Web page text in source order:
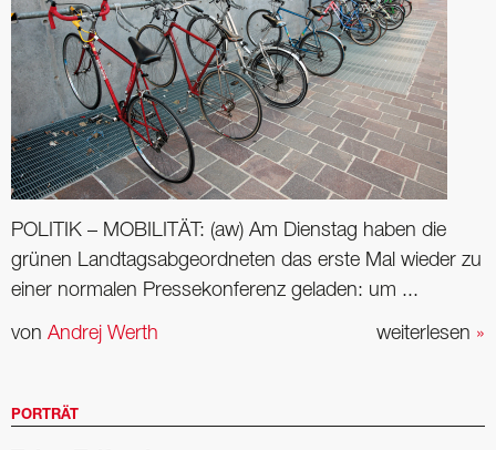
POLITIK – MOBILITÄT: (aw) Am Dienstag haben die
grünen Landtagsabgeordneten das erste Mal wieder zu
einer normalen Pressekonferenz geladen: um ...
weiterlesen »
von Andrej Werth
PORTRÄT